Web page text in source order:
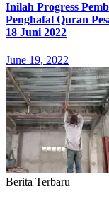
Inilah Progress
Penghafal Quran
18 Juni 2022
June 19, 2022
Berita Terbaru